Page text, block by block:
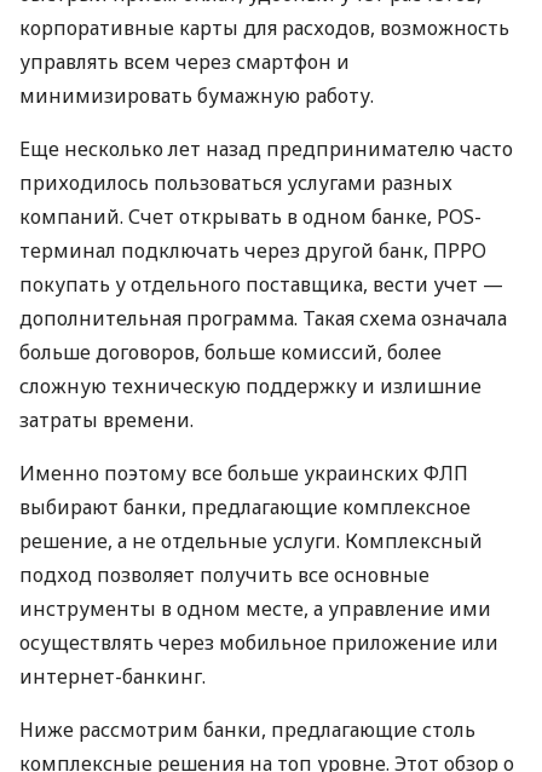
корпоративные карты для расходов, возможность
управлять всем через смартфон и
минимизировать бумажную работу.
Еще несколько лет назад предпринимателю часто
приходилось пользоваться услугами разных
компаний. Счет открывать в одном банке, POS-
терминал подключать через другой банк, ПРРО
покупать у отдельного поставщика, вести учет —
дополнительная программа. Такая схема означала
больше договоров, больше комиссий, более
сложную техническую поддержку и излишние
затраты времени.
Именно поэтому все больше украинских ФЛП
выбирают банки, предлагающие комплексное
решение, а не отдельные услуги. Комплексный
подход позволяет получить все основные
инструменты в одном месте, а управление ими
осуществлять через мобильное приложение или
интернет-банкинг.
Ниже рассмотрим банки, предлагающие столь
комплексные решения на топ уровне. Этот обзор о